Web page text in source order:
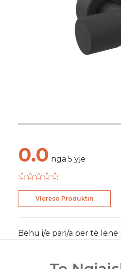
0.0 nga 5 yje
Vlerëso Produktin
Bëhu i/e pari/a për të lënë